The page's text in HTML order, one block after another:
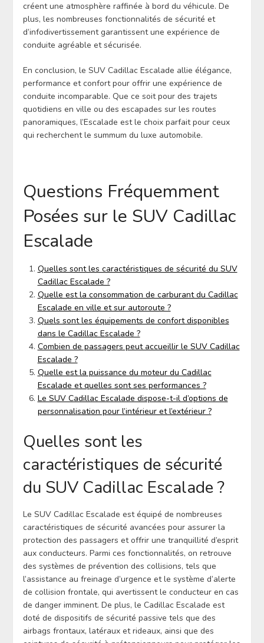
créent une atmosphère raffinée à bord du véhicule. De
plus, les nombreuses fonctionnalités de sécurité et
d’infodivertissement garantissent une expérience de
conduite agréable et sécurisée.
En conclusion, le SUV Cadillac Escalade allie élégance,
performance et confort pour offrir une expérience de
conduite incomparable. Que ce soit pour des trajets
quotidiens en ville ou des escapades sur les routes
panoramiques, l’Escalade est le choix parfait pour ceux
qui recherchent le summum du luxe automobile.
Questions Fréquemment
Posées sur le SUV Cadillac
Escalade
Quelles sont les caractéristiques de sécurité du SUV
Cadillac Escalade ?
Quelle est la consommation de carburant du Cadillac
Escalade en ville et sur autoroute ?
Quels sont les équipements de confort disponibles
dans le Cadillac Escalade ?
Combien de passagers peut accueillir le SUV Cadillac
Escalade ?
Quelle est la puissance du moteur du Cadillac
Escalade et quelles sont ses performances ?
Le SUV Cadillac Escalade dispose-t-il d’options de
personnalisation pour l’intérieur et l’extérieur ?
Quelles sont les
caractéristiques de sécurité
du SUV Cadillac Escalade ?
Le SUV Cadillac Escalade est équipé de nombreuses
caractéristiques de sécurité avancées pour assurer la
protection des passagers et offrir une tranquillité d’esprit
aux conducteurs. Parmi ces fonctionnalités, on retrouve
des systèmes de prévention des collisions, tels que
l’assistance au freinage d’urgence et le système d’alerte
de collision frontale, qui avertissent le conducteur en cas
de danger imminent. De plus, le Cadillac Escalade est
doté de dispositifs de sécurité passive tels que des
airbags frontaux, latéraux et rideaux, ainsi que des